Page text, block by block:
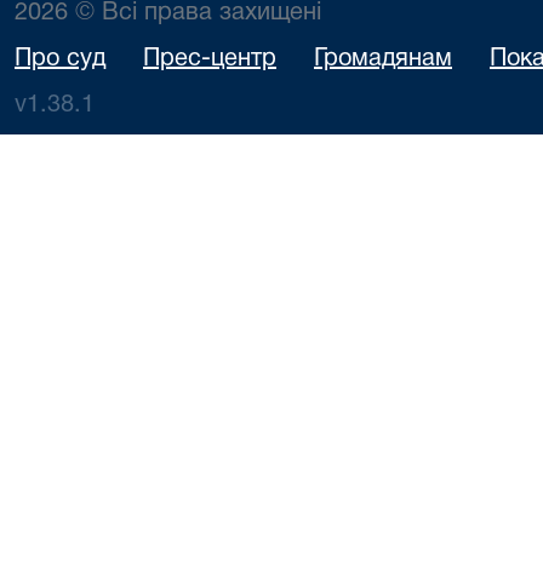
2026 © Всі права захищені
Про суд Прес-центр Громадянам
v1.38.1